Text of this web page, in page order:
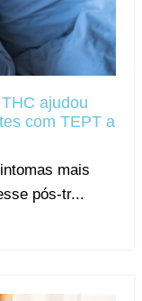
ajudou
com TEPT a
mais
pós-tr...